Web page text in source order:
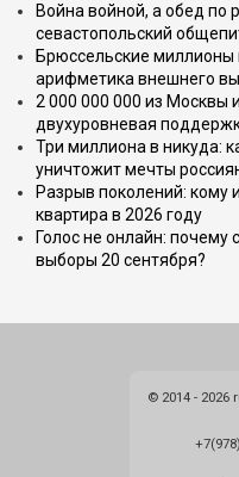
Война войной, а обед по
севастопольский
Брюссельские миллионы
арифметика внешнего
2 000 000 000 из Москвы
двухуровневая
Три миллиона в никуда:
уничтожит мечты
Разрыв поколений: кому
квартира в 2026 году
Голос не онлайн: почему
выборы 20 сентября?
© 2014 - 2026